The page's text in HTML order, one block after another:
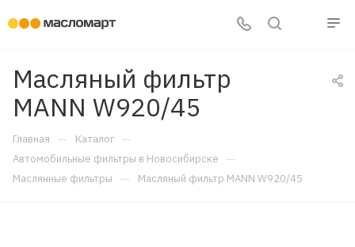
Масляный фильтр
MANN W920/45
Главная — Каталог —
Автомобильные фильтры в Новосибирске —
Маслянные фильтры — Масляный фильтр MANN W920/45